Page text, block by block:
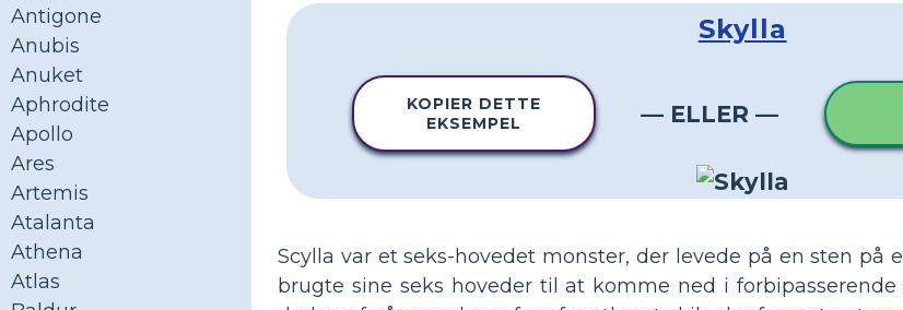
Antigone
Anubis
Anuket
Aphrodite
Apollo
Ares
Artemis
Atalanta
Athena
Atlas
Skylla
KOPIER DETTE
EKSEMPEL
— ELLER —
Scylla var et seks-hovedet monster, der levede på en sten på
brugte sine seks hoveder til at komme ned i